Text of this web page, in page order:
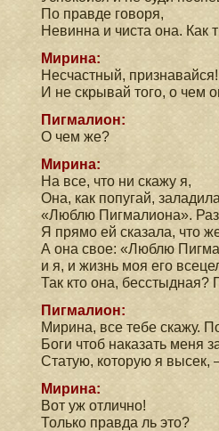
По правде говоря,
Невинна и чиста она. Как
Мирина:
Несчастный, признавайся!
И не скрывай того, о чем
Пигмалион:
О чем же?
Мирина:
На все, что ни скажу я,
Она, как попугай,
«Люблю Пигмалиона».
Я прямо ей сказала, что
А она свое: «Люблю
и я, и жизнь моя его
Так кто она, бесстыдная?
Пигмалион:
Мирина, все тебе скажу.
Боги чтоб наказать меня
Статую, которую я высек,
Мирина:
Вот уж отлично!
Только правда ль это?